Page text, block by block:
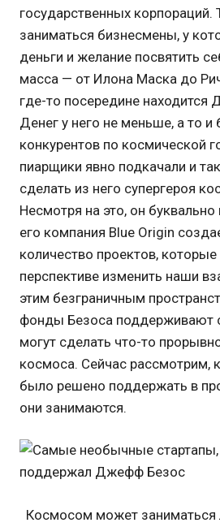
государственных корпораций.
заниматься бизнесмены, у
деньги и желание посвятить
масса — от Илона Маска до
где-то посередине находится
Денег у него не меньше, а то и
конкурентов по космической
пиарщики явно подкачали и
сделать из него супергероя
Несмотря на это, он
его компания Blue Origin
количество проектов, которые
перспективе изменить наши
этим безграничным
фонды Безоса поддерживают
могут сделать что-то
космоса. Сейчас рассмотрим,
было решено поддержать в
они занимаются.
Космосом может заниматься